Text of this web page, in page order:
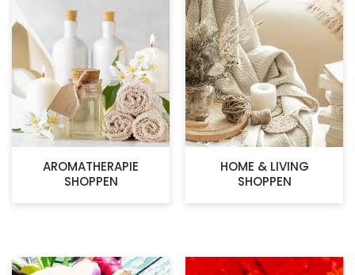
AROMATHERAPIE
SHOPPEN
HOME & LIVING
SHOPPEN